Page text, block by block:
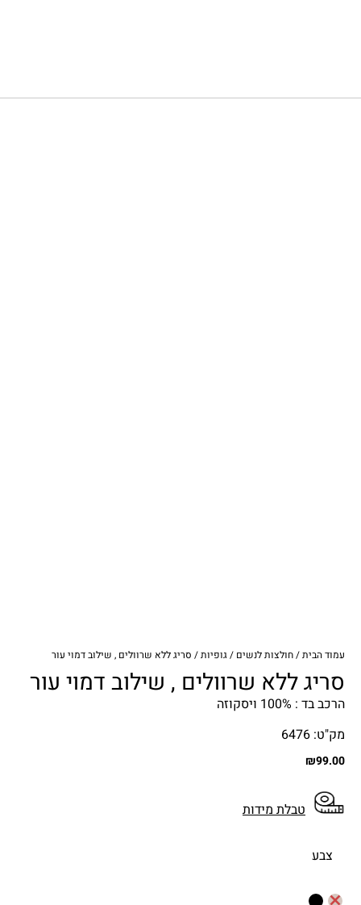
עמוד הבית/חולצות לנשים / גופיות/ סריג ללא שרוולים , שילוב דמוי עור
סריג ללא שרוולים , שילוב דמוי עור
הרכב בד : 100% ויסקוזה
מק"ט: 6476
₪99.00
טבלת מידות
צבע